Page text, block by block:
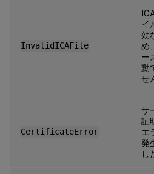
InvalidICAFile
イ
効
め
ー
動
せ
CertificateError
サ
証
エ
発
し